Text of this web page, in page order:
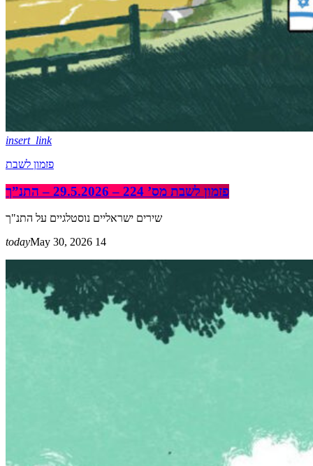
insert_link
פזמון לשבת
פזמון לשבת מס’ 224 – 29.5.2026 – התנ”ך
שירים ישראליים נוסטלגיים על התנ"ך
todayMay 30, 2026 14